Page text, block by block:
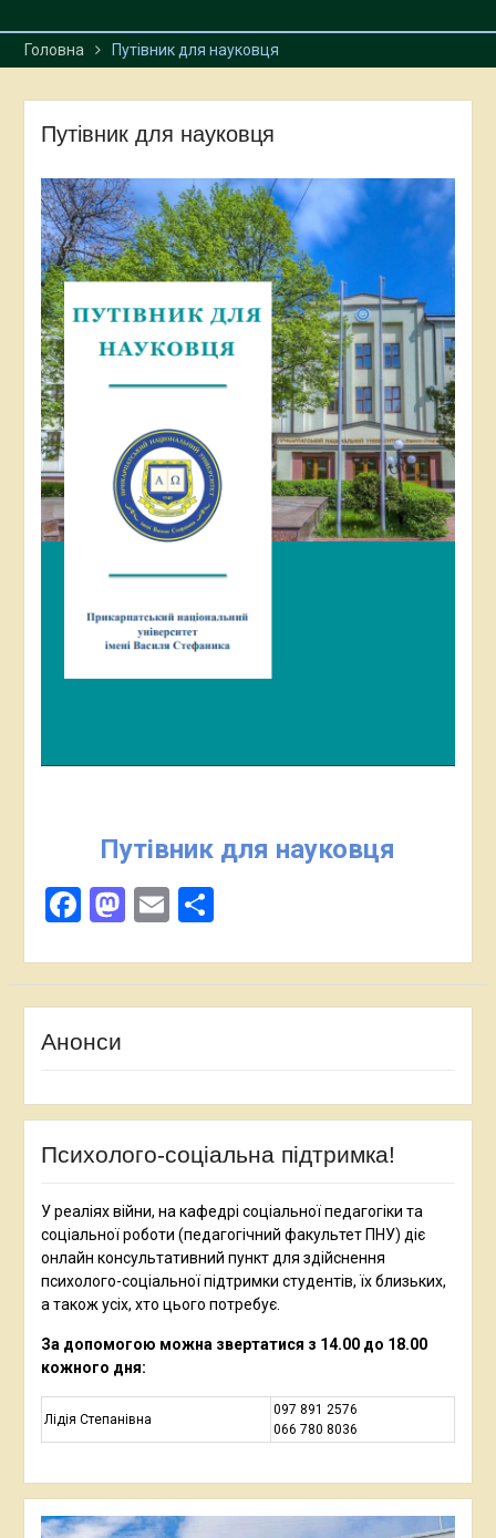
Головна Путівник для науковця
Путівник для науковця
Путівник для науковця
Facebook
Mastodon
EmailПоділитися
Анонси
Психолого-соціальна підтримка!
У реаліях війни, на кафедрі соціальної педагогіки та
соціальної роботи (педагогічний факультет ПНУ) діє
онлайн консультативний пункт для здійснення
психолого-соціальної підтримки студентів, їх близьких,
а також усіх, хто цього потребує.
За допомогою можна звертатися з 14.00 до 18.00
кожного дня:
Лідія Степанівна
097 891 2576
066 780 8036